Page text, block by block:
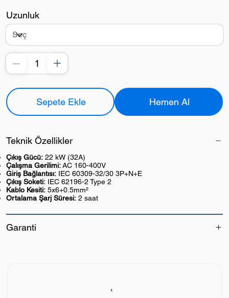
Uzunluk
Sepete Ekle Hemen Al
Teknik Özellikler
Çıkış Gücü: 22 kW (32A)
Çalışma Gerilimi:AC 160-400V
Giriş Bağlantısı: IEC 60309-32/30 3P+N+E
Çıkış Soketi: IEC 62196-2 Type 2
Kablo Kesiti: 5x6+0.5mm²
Ortalama Şarj Süresi: 2 saat
Garanti